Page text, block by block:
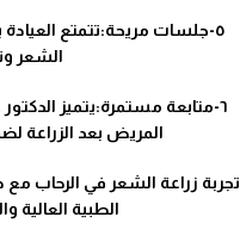
٥-جلسات مريحة:تتمتع
الشعر
٦-متابعة مستمرة:يتميز
المريض بعد الزراعة
تجربة زراعة الشعر في الرحاب مع
الطبية العالية